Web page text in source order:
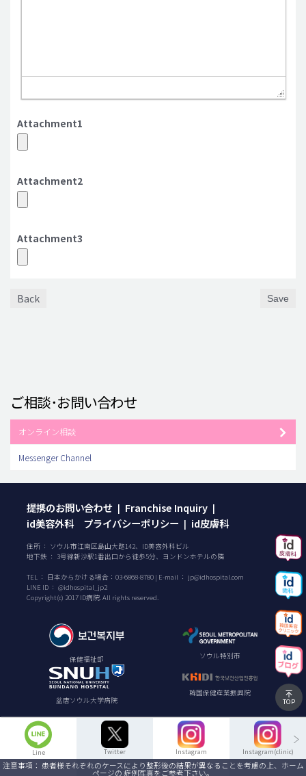
Attachment1
Attachment2
Attachment3
Back Save
ご相談･お問い合わせ
オンライン相談
Messenger Channel
Line Twitter Instagram Instagram(clinic)
提携のお問い合わせ | Franchise Inquiry |
id美容外科 プライバシーポリシー | id皮膚科
住所 ： ソウル市江南区島山大路142、ID美容外科ビル
地下鉄 ： 3号線新沙駅1番出口から徒歩5分、ヨンドンホテルの隣
TEL ： 日本からかける場合： 03-6868-8780 | E-mail ： jp@idhospital.com
LINE ID ： @idhospital_jp2
Copyright(c) 2017 ID病院. All rights reserved.
保健福祉部 ソウル特別市
盆唐ソウル大学病院
韓国保健産業振興院
TOP
注意事項： 患者様それぞれのケースにより整形後の結果が異なることを考慮の上、ホーム
ページの 症例写真をご参考下さい。